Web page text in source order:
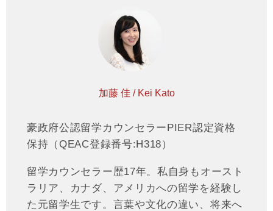
加藤 佳 / Kei Kato
豪政府公認留学カウンセラーPIER認定資格
保持（QEAC登録番号:H318）
留学カウンセラー歴17年。私自身もオースト
ラリア、カナダ、アメリカへの留学を経験し
た元留学生です。言葉や文化の違い、将来へ